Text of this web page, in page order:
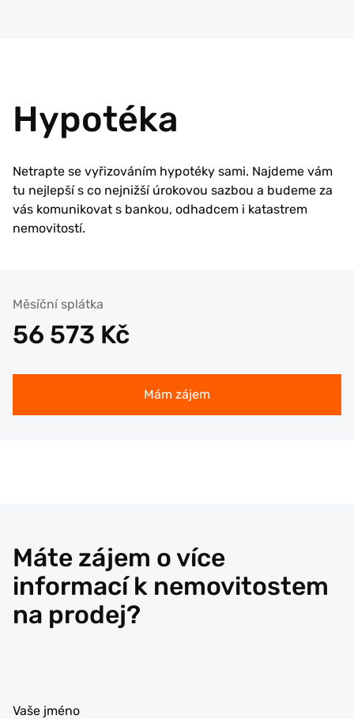
Hypotéka
Netrapte se vyřizováním hypotéky sami. Najdeme vám
tu nejlepší s co nejnižší úrokovou sazbou a budeme za
vás komunikovat s bankou, odhadcem i katastrem
nemovitostí.
Měsíční splátka
56 573 Kč
Mám zájem
Máte zájem o více
informací k nemovitostem
na prodej?
Vaše jméno